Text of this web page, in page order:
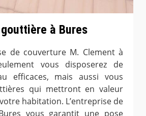
à Bures
de couverture M. Clement à
vous disposerez de
efficaces, mais aussi vous
qui mettront en valeur
habitation. L’entreprise de
vous garantit une pose